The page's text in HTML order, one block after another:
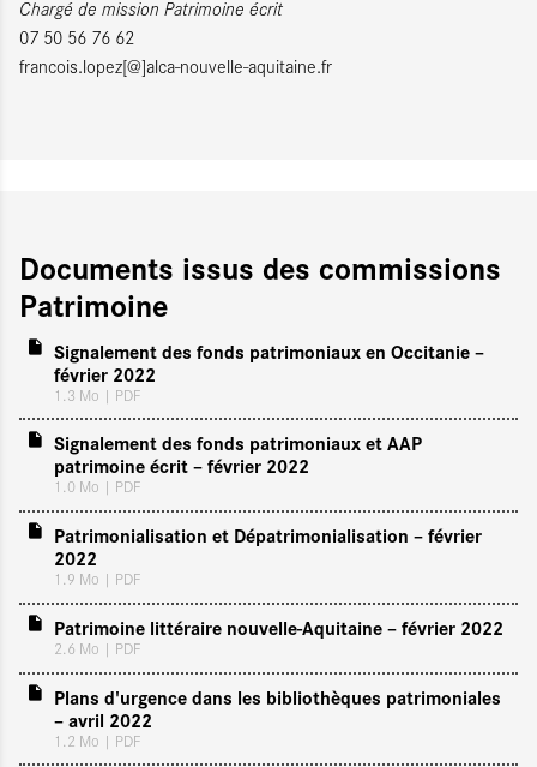
Chargé de mission Patrimoine écrit
07 50 56 76 62
francois.lopez[@]alca-nouvelle-aquitaine.fr
Documents issus des commissions
Patrimoine
Signalement des fonds patrimoniaux en Occitanie –
février 2022
1.3 Mo | PDF
Signalement des fonds patrimoniaux et AAP
patrimoine écrit – février 2022
1.0 Mo | PDF
Patrimonialisation et Dépatrimonialisation – février
2022
1.9 Mo | PDF
Patrimoine littéraire nouvelle-Aquitaine – février 2022
2.6 Mo | PDF
Plans d'urgence dans les bibliothèques patrimoniales
– avril 2022
1.2 Mo | PDF